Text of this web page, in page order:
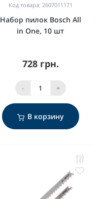
Код товара: 2607011171
Набор пилок Bosch All
in One, 10 шт
728 грн.
- +
В корзину